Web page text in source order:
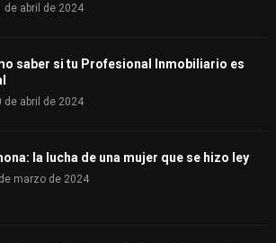
de abril de 2024
saber si tu Profesional Inmobiliario es
de abril de 2024
la lucha de una mujer que se hizo ley
marzo de 2024